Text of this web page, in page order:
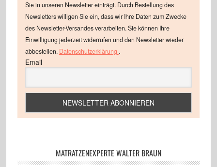
Sie in unseren Newsletter einträgt. Durch Bestellung des
Newsletters willigen Sie ein, dass wir Ihre Daten zum Zwecke
des Newsletter-Versandes verarbeiten. Sie können Ihre
Einwilligung jederzeit widerrufen und den Newsletter wieder
abbestellen. Datenschutzerklärung .
Email
MATRATZENEXPERTE WALTER BRAUN